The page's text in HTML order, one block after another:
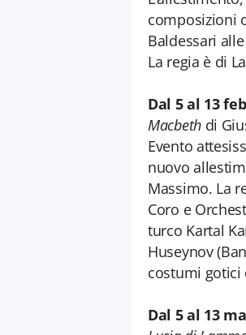
composizioni
Baldessari
La regia è di
Dal 5 al 13
Macbethdi
Evento
nuovo
Massimo. La
Coro e
turco Kartal
Huseynov
costumi gotici
Dal 5 al 13